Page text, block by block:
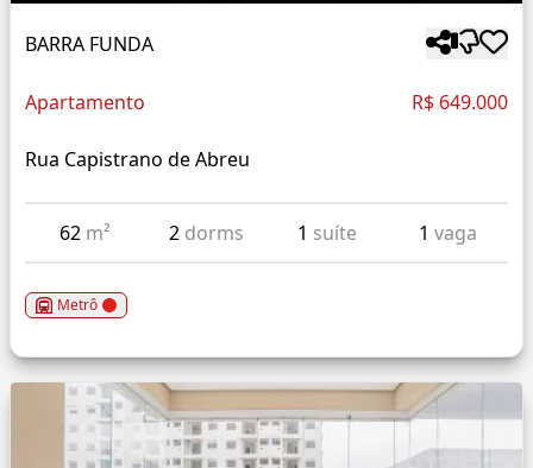
BARRA FUNDA
Apartamento R$ 649.000
Rua Capistrano de Abreu
62 m² 2 dorms 1 suíte 1 vaga
Metrô